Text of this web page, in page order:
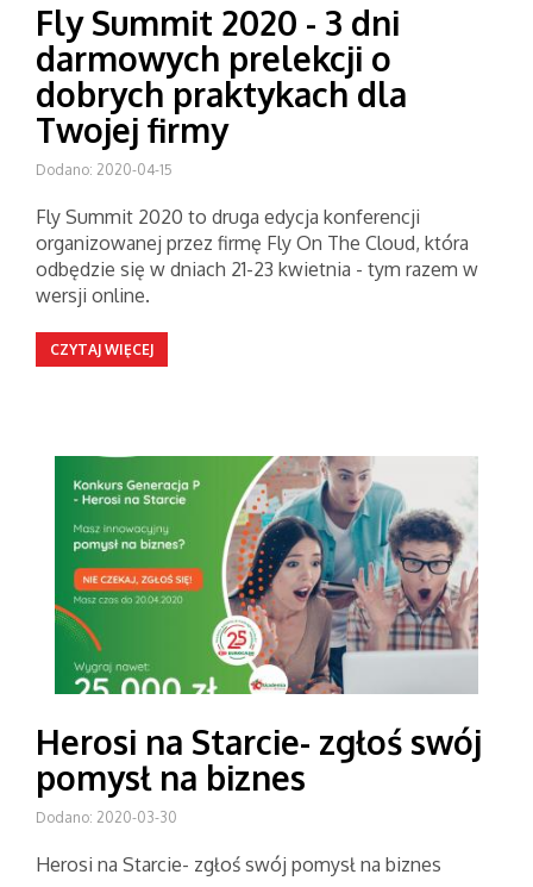
Fly Summit 2020 - 3 dni
darmowych prelekcji o
dobrych praktykach dla
Twojej firmy
Dodano: 2020-04-15
Fly Summit 2020 to druga edycja konferencji
organizowanej przez firmę Fly On The Cloud, która
odbędzie się w dniach 21-23 kwietnia - tym razem w
wersji online.
CZYTAJ WIĘCEJ
Herosi na Starcie- zgłoś swój
pomysł na biznes
Dodano: 2020-03-30
Herosi na Starcie- zgłoś swój pomysł na biznes